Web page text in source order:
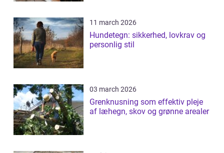
11 march 2026
Hundetegn: sikkerhed, lovkrav og
personlig stil
03 march 2026
Grenknusning som effektiv pleje
af læhegn, skov og grønne arealer